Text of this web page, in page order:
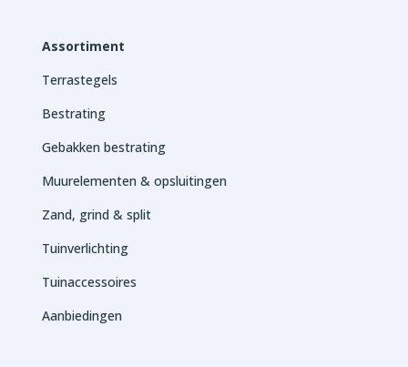
Assortiment
Terrastegels
Bestrating
Gebakken bestrating
Muurelementen & opsluitingen
Zand, grind & split
Tuinverlichting
Tuinaccessoires
Aanbiedingen